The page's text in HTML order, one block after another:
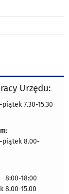
Urzędu:
7.30-15.30
piątek 8.00-
8:00-18:00
8.00-15.00